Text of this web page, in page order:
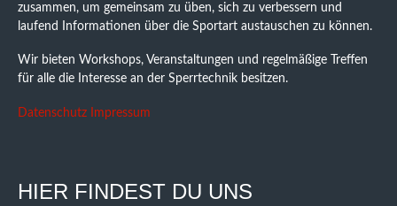
zusammen, um gemeinsam zu üben, sich zu verbessern und
laufend Informationen über die Sportart austauschen zu können.
Wir bieten Workshops, Veranstaltungen und regelmäßige Treffen
für alle die Interesse an der Sperrtechnik besitzen.
Datenschutz Impressum
HIER FINDEST DU UNS